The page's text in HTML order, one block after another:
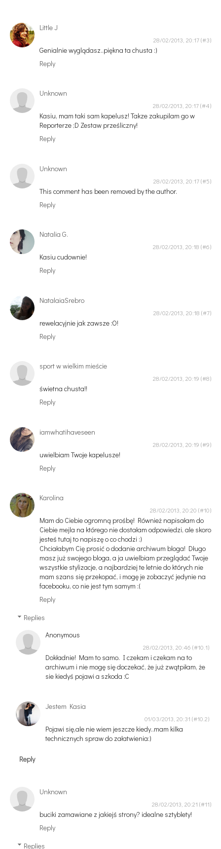
Little J
28/02/2013, 20:17
Genialnie wyglądasz..piękna ta chusta :)
Reply
Unknown
28/02/2013, 20:17
Kasiu, mam taki sam kapelusz! Takze zakupilam go w
Reporterze ;D Zestaw prześliczny!
Reply
Unknown
28/02/2013, 20:17
This comment has been removed by the author.
Reply
Natalia G.
28/02/2013, 20:18
Kasiu cudownie!
Reply
NatalaiaSrebro
28/02/2013, 20:18
rewelacyjnie jak zawsze :O!
Reply
sport w wielkim mieście
28/02/2013, 20:19
świetna chusta!!
Reply
iamwhatihaveseen
28/02/2013, 20:19
uwielbiam Twoje kapelusze!
Reply
Karolina
28/02/2013, 20:20
Mam do Ciebie ogromną prośbę! Również napisałam do
Ciebie mejla na którego nie dostałam odpowiedzi, ale skoro
jesteś tutaj to napiszę o co chodzi :)
Chciałabym Cię prosić o dodanie archiwum bloga! Długo
masz już swojego bloga, a ja uwielbiam przeglądać Twoje
wszystkie stylizacje, a najbardziej te letnie do których nie
mam szans się przekopać, i mogę je zobaczyć jedynie na
facebooku, co nie jest tym samym :(
Reply
Replies
Anonymous
28/02/2013, 20:46
Dokładnie! Mam to samo. I czekam i czekam na to
archiwum i nie mogę się doczekać, że już zwątpiłam, że
sie kiedyś pojawi a szkoda :C
Jestem Kasia
01/03/2013, 20:31
Pojawi się,ale nie wiem jeszcze kiedy..mam kilka
technicznych spraw do załatwienia:)
Reply
Unknown
28/02/2013, 20:21
buciki zamawiane z jakiejś strony? idealne sztyblety!
Reply
Replies